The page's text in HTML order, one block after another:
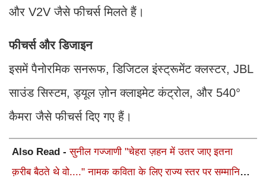
और V2V जैसे फीचर्स मिलते हैं।
फीचर्स और डिजाइन
इसमें पैनोरमिक सनरूफ, डिजिटल इंस्ट्रूमेंट क्लस्टर, JBL
साउंड सिस्टम, ड्यूल ज़ोन क्लाइमेट कंट्रोल, और 540°
कैमरा जैसे फीचर्स दिए गए हैं।
Also Read -सुनील गज्जाणी "चेहरा ज़हन में उतर जाए इतना
क़रीब बैठते थे वो...." नामक कविता के लिए राज्य स्तर पर सम्मानित